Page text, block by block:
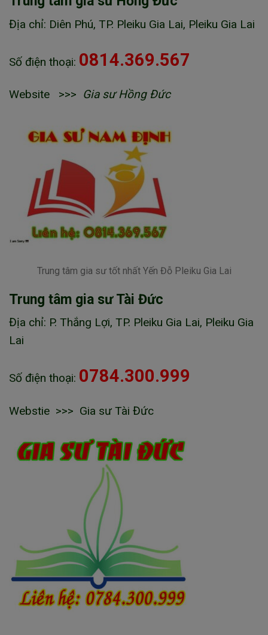
Địa chỉ: Diên Phú, TP. Pleiku Gia Lai, Pleiku Gia Lai
Số điện thoại: 0814.369.567
Website >>> Gia sư Hồng Đức
Trung tâm gia sư tốt nhất Yến Đỗ Pleiku Gia Lai
Trung tâm gia sư Tài Đức
Địa chỉ: P. Thắng Lợi, TP. Pleiku Gia Lai, Pleiku Gia
Lai
Số điện thoại: 0784.300.999
Webstie >>> Gia sư Tài Đức